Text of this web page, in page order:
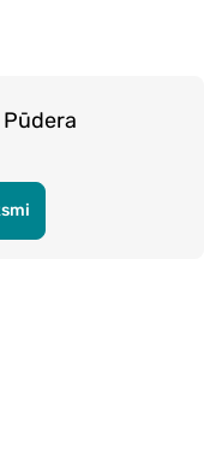
Pūdera